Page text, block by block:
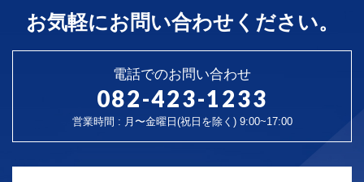
お気軽にお問い合わせください。
電話でのお問い合わせ
082-423-1233
営業時間 : 月〜金曜日(祝日を除く) 9:00~17:00